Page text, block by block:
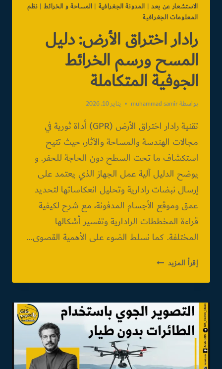
الاستشعار عن بعد| المدونة الجغرافية | المساحة و الخرائط | نظم
المعلومات الجغرافية
رادار اختراق الأرض: دليل
المسح ورسم الخرائط
الجوفية المتكاملة
بواسطةmuhammad samir يناير 10, 2026
تقنية رادار اختراق الأرض (GPR) أداة ثورية في
مجالات الهندسة والمساحة والآثار، حيث تتيح
استكشاف ما تحت السطح دون الحاجة للحفر. و
يوضح الدليل آلية عمل الجهاز الذي يعتمد على
إرسال نبضات رادارية وتحليل انعكاساتها لتحديد
عمق وموقع الأجسام المدفونة، مع شرح لكيفية
قراءة المخططات الرادارية وتفسير أشكالها
المختلفة. كما نسلط الضوء على الأهمية القصوى…
إقرأ المزيد رادار
الأرض:
المسح
ورسم
الخرائط
الجوفية
المتكاملة